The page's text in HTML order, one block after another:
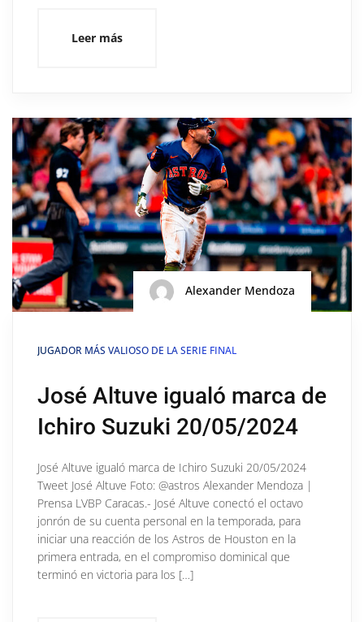
Leer más
Alexander Mendoza
JUGADOR MÁS VALIOSO DE LA SERIE FINAL
José Altuve igualó marca de
Ichiro Suzuki 20/05/2024
José Altuve igualó marca de Ichiro Suzuki 20/05/2024
Tweet José Altuve Foto: @astros Alexander Mendoza |
Prensa LVBP Caracas.- José Altuve conectó el octavo
jonrón de su cuenta personal en la temporada, para
iniciar una reacción de los Astros de Houston en la
primera entrada, en el compromiso dominical que
terminó en victoria para los […]